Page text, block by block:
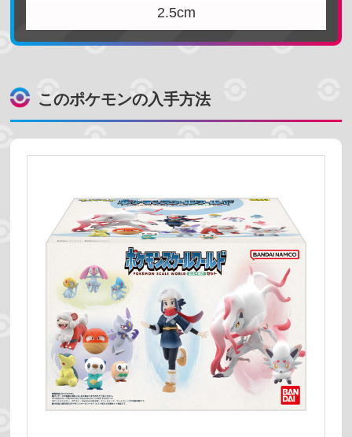
プレミアムバンダイ ポケモンセンター
コンビニ スーパーマーケット
絞り込む
予約受付中
発売時期
並び替え
2.5cm
このポケモンの入手方法